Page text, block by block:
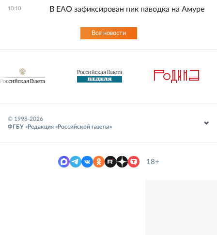
10:10 В ЕАО зафиксирован пик паводка на Амуре
Все новости
© 1998-2026
ФГБУ «Редакция «Российской газеты»
18+